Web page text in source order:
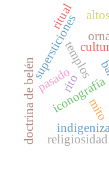
mito
templos
iconografía
supersticiones
doctrina de belénpasado
ritual
rito